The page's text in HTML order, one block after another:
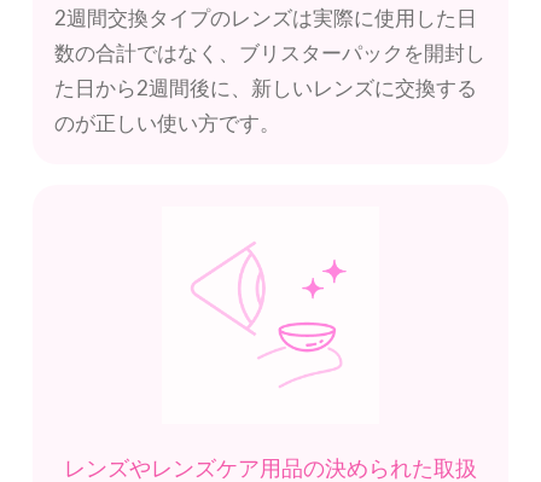
2週間交換タイプのレンズは実際に使用した日
数の合計ではなく、ブリスターパックを開封し
た日から2週間後に、新しいレンズに交換する
のが正しい使い方です。
レンズやレンズケア用品の決められた取扱